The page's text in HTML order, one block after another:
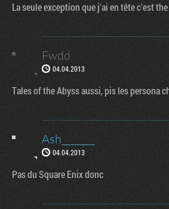
La seule exception que j'ai en tête c'est
Fwdd
04.04.2013
Tales of the Abyss aussi, pis les persona
Ash_______
04.04.2013
Pas du Square Enix donc